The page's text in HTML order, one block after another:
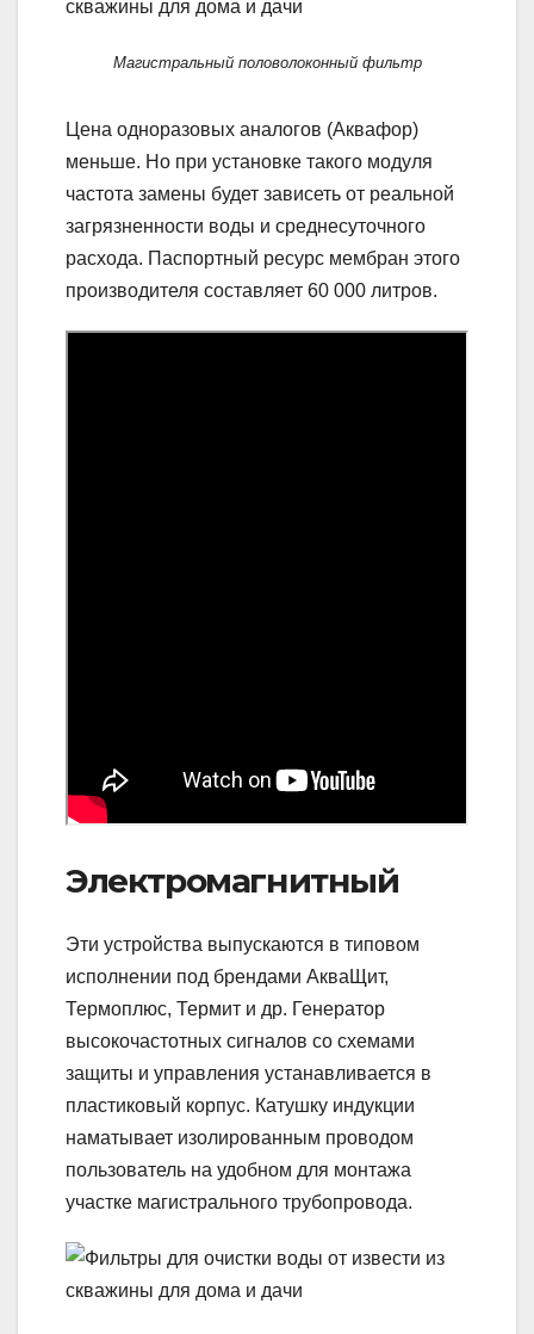
Магистральный половолоконный фильтр
Цена одноразовых аналогов (Аквафор)
меньше. Но при установке такого модуля
частота замены будет зависеть от реальной
загрязненности воды и среднесуточного
расхода. Паспортный ресурс мембран этого
производителя составляет 60 000 литров.
Электромагнитный
Эти устройства выпускаются в типовом
исполнении под брендами АкваЩит,
Термоплюс, Термит и др. Генератор
высокочастотных сигналов со схемами
защиты и управления устанавливается в
пластиковый корпус. Катушку индукции
наматывает изолированным проводом
пользователь на удобном для монтажа
участке магистрального трубопровода.